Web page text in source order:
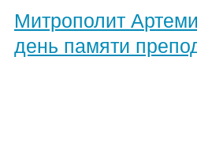
Митрополит
день памяти